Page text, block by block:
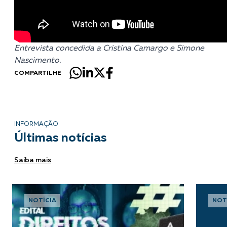
Entrevista concedida a Cristina Camargo e Simone
Nascimento.
COMPARTILHE
INFORMAÇÃO
Últimas notícias
Saiba mais
NOTÍCIA